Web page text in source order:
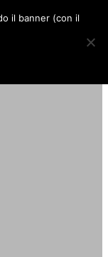
o
g
r
d
il banner (con il